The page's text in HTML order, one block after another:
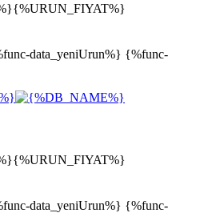
{%URUN_FIYAT%}
data_yeniUrun%} {%func-
{%URUN_FIYAT%}
data_yeniUrun%} {%func-